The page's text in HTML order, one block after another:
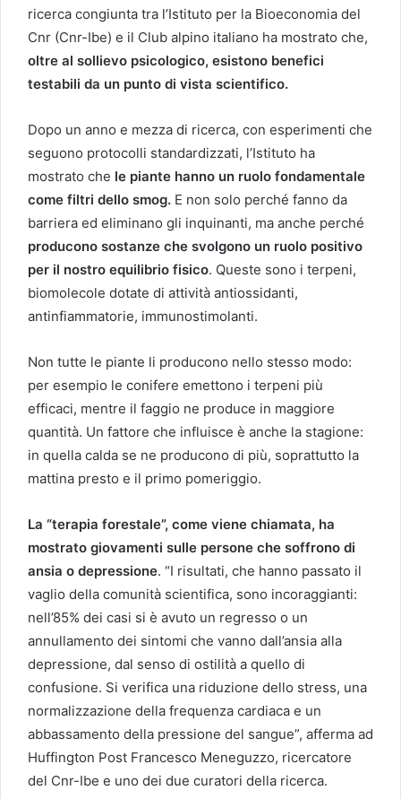
ricerca congiunta tra l’Istituto per la Bioeconomia del
Cnr (Cnr-Ibe) e il Club alpino italiano ha mostrato che,
oltre al sollievo psicologico, esistono benefici
testabili da un punto di vista scientifico.
Dopo un anno e mezza di ricerca, con esperimenti che
seguono protocolli standardizzati, l’Istituto ha
mostrato che le piante hanno un ruolo fondamentale
come filtri dello smog. E non solo perché fanno da
barriera ed eliminano gli inquinanti, ma anche perché
producono sostanze che svolgono un ruolo positivo
per il nostro equilibrio fisico. Queste sono i terpeni,
biomolecole dotate di attività antiossidanti,
antinfiammatorie, immunostimolanti.
Non tutte le piante li producono nello stesso modo:
per esempio le conifere emettono i terpeni più
efficaci, mentre il faggio ne produce in maggiore
quantità. Un fattore che influisce è anche la stagione:
in quella calda se ne producono di più, soprattutto la
mattina presto e il primo pomeriggio.
La “terapia forestale”, come viene chiamata, ha
mostrato giovamenti sulle persone che soffrono di
ansia o depressione. “I risultati, che hanno passato il
vaglio della comunità scientifica, sono incoraggianti:
nell’85% dei casi si è avuto un regresso o un
annullamento dei sintomi che vanno dall’ansia alla
depressione, dal senso di ostilità a quello di
confusione. Si verifica una riduzione dello stress, una
normalizzazione della frequenza cardiaca e un
abbassamento della pressione del sangue”, afferma ad
Huffington Post Francesco Meneguzzo, ricercatore
del Cnr-Ibe e uno dei due curatori della ricerca.